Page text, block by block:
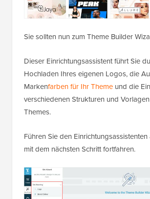
Sie sollten nun zum Theme Builder
Dieser Einrichtungsassistent führt Sie
Hochladen Ihres eigenen Logos, die
Markenfarben für Ihr Theme und die
verschiedenen Strukturen und
Themes.
Führen Sie den
mit dem nächsten Schritt fortfahren.